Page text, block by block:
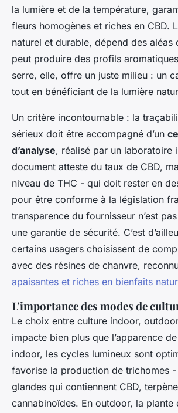
la lumière et de la température,
fleurs homogènes et riches en CBD.
naturel et durable, dépend des aléas
peut produire des profils
serre, elle, offre un juste milieu : un
tout en bénéficiant de la lumière
Un critère incontournable : la
sérieux doit être accompagné d’un
d’analyse, réalisé par un laboratoire
document atteste du taux de CBD,
niveau de THC - qui doit rester en
pour être conforme à la législation
transparence du fournisseur n’est
une garantie de sécurité. C’est
certains usagers choisissent de
avec des résines de chanvre,
apaisantes et riches en bienfaits
L'importance des modes de
Le choix entre culture indoor,
impacte bien plus que l’apparence
indoor, les cycles lumineux sont
favorise la production de trichomes
glandes qui contiennent CBD,
cannabinoïdes. En outdoor, la plante